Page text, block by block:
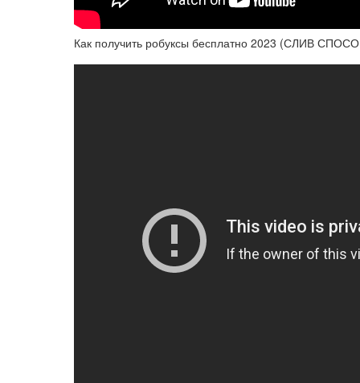
Как получить робуксы бесплатно 2023 (СЛИВ